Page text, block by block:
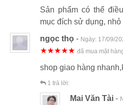
Sản phẩm có thể
mục đích sử dụng,
ngọc thọ - Ngày: 17/09/
★★★★★ đã mua mặt
shop giao hàng
1 trả lời:
Mai Văn Tài -